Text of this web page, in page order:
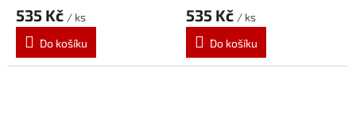
535 Kč / ks
Do košíku
535 Kč / ks
Do košíku